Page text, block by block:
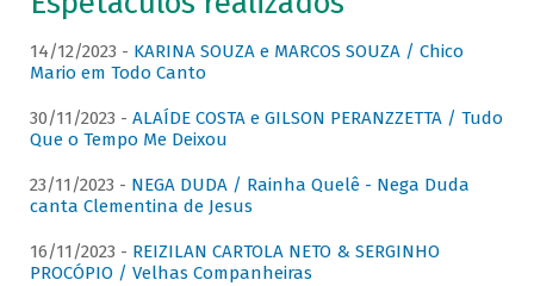
14/12/2023 - KARINA SOUZA e MARCOS SOUZA / Chico
Mario em Todo Canto
30/11/2023 - ALAÍDE COSTA e GILSON PERANZZETTA / Tudo
Que o Tempo Me Deixou
23/11/2023 - NEGA DUDA / Rainha Quelê - Nega Duda
canta Clementina de Jesus
16/11/2023 - REIZILAN CARTOLA NETO & SERGINHO
PROCÓPIO / Velhas Companheiras